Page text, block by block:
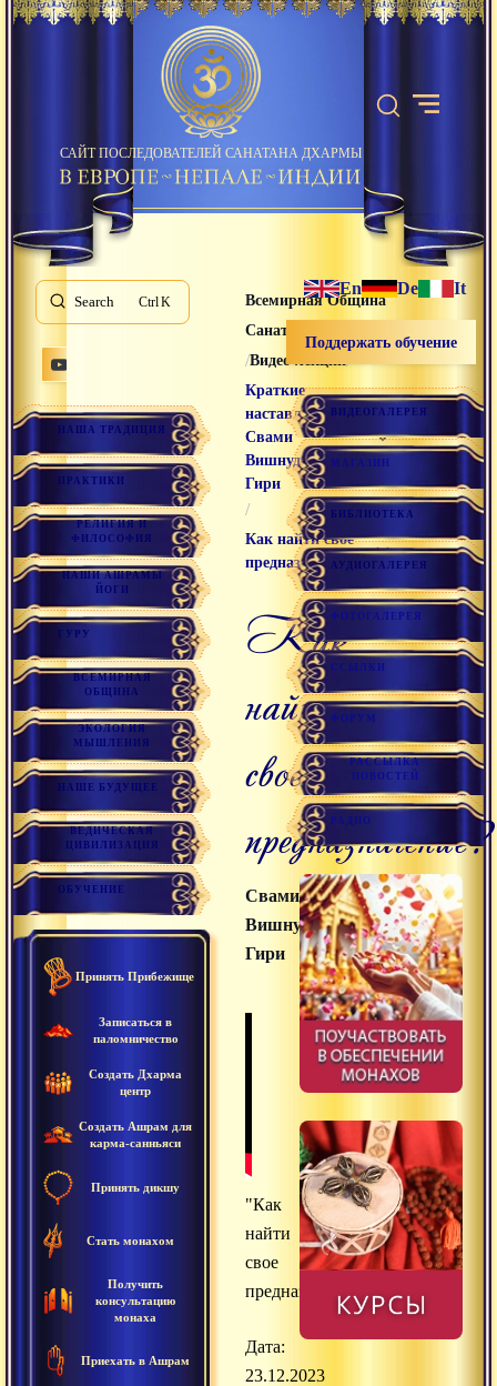
САЙТ ПОСЛЕДОВАТЕЛЕЙ САНАТАНА ДХАРМЫ
Search K
НАША ТРАДИЦИЯ
ПРАКТИКИ
РЕЛИГИЯ И
ФИЛОСОФИЯ
НАШИ АШРАМЫ
ЙОГИ
ГУРУ
ВСЕМИРНАЯ
ОБЩИНА
ЭКОЛОГИЯ
МЫШЛЕНИЯ
НАШЕ БУДУЩЕЕ
ВЕДИЧЕСКАЯ
ЦИВИЛИЗАЦИЯ
ОБУЧЕНИЕ
Принять Прибежище
Записаться в
паломничество
Создать Дхарма
центр
Создать Ашрам для
карма-санньяси
Принять дикшу
Стать монахом
Получить
консультацию
монаха
Приехать в Ашрам
Всемирная Община
Санатана Дхармы
/Видео лекции/
Краткие
наставления
Свами
Вишнудевананда
Гири
/
Как найти свое
предназначение?
Как
найти
свое
предназначение?
Свами
Вишнудевананда
Гири
"Как
найти
свое
предназначение?"
Дата:
23.12.2023
En De It
Поддержать обучение
ВИДЕОГАЛЕРЕЯ
МАГАЗИН
БИБЛИОТЕКА
АУДИОГАЛЕРЕЯ
ФОТОГАЛЕРЕЯ
ССЫЛКИ
ФОРУМ
РАССЫЛКА
НОВОСТЕЙ
РАДИО